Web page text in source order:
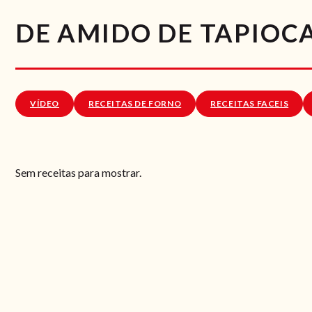
DE AMIDO DE
VÍDEO RECEITAS DE FORNO RECEITAS FACEIS
Sem receitas para mostrar.